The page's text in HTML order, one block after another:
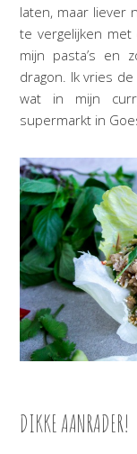
laten, maar liever
te vergelijken met
mijn pasta’s en
dragon. Ik vries
wat in mijn
supermarkt in
DIKKE AANRADER!